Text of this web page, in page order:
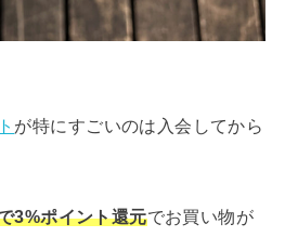
が特にすごいのは入会してから
3%ポイント還元でお買い物が